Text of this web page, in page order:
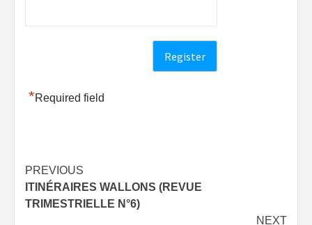
*Required field
Post
navigation
PREVIOUS
ITINÉRAIRES WALLONS (REVUE
TRIMESTRIELLE N°6)
NEXT